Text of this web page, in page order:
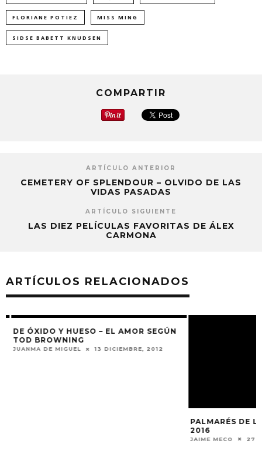
FLORIANE POTIEZ MISS MING
SIDSE BABETT KNUDSEN
COMPARTIR
ARTÍCULO ANTERIOR
CEMETERY OF SPLENDOUR – OLVIDO DE LAS
VIDAS PASADAS
ARTÍCULO SIGUIENTE
LAS DIEZ PELÍCULAS FAVORITAS DE ÁLEX
CARMONA
ARTÍCULOS RELACIONADOS
DE ÓXIDO Y HUESO – EL AMOR SEGÚN
TOD BROWNING
JUANMA DE MIGUEL 13 DICIEMBRE, 2012
PALMARÉS DE
2016
JAIME MECO 27